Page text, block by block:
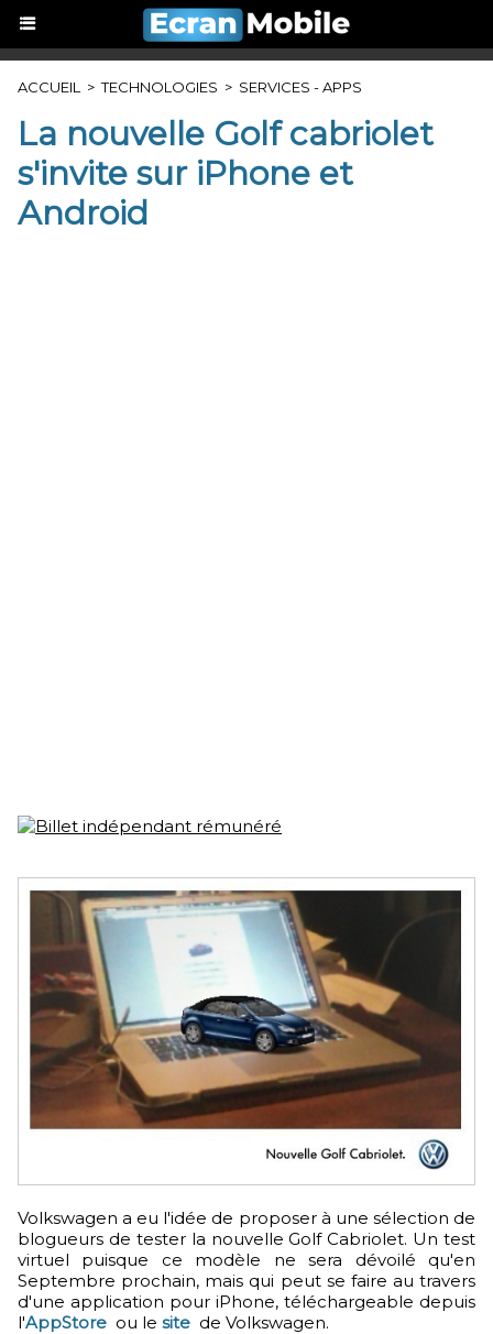
ACCUEIL > TECHNOLOGIES > SERVICES - APPS
La nouvelle Golf cabriolet
s'invite sur iPhone et
Android
Volkswagen a eu l'idée de proposer à une sélection de
blogueurs de tester la nouvelle Golf Cabriolet. Un test
virtuel puisque ce modèle ne sera dévoilé qu'en
Septembre prochain, mais qui peut se faire au travers
d'une application pour iPhone, téléchargeable depuis
l'AppStore ou le site de Volkswagen.